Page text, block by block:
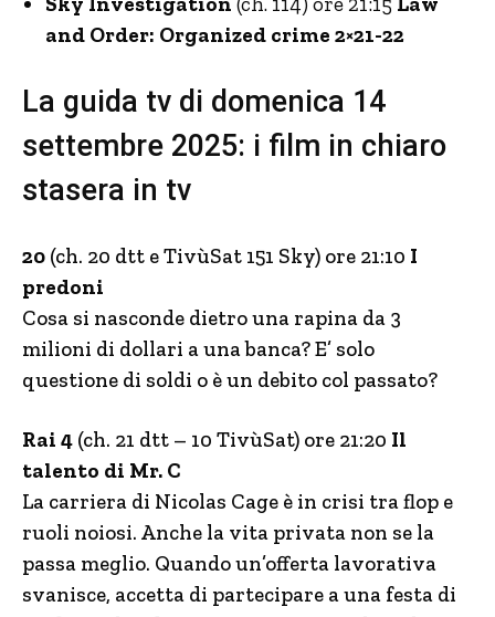
and Order: Organized crime 2×21-22
La guida tv di domenica 14
settembre 2025: i film in chiaro
stasera in tv
20 (ch. 20 dtt e TivùSat 151 Sky) ore 21:10 I
predoni
Cosa si nasconde dietro una rapina da 3
milioni di dollari a una banca? E’ solo
questione di soldi o è un debito col passato?
Rai 4 (ch. 21 dtt – 10 TivùSat) ore 21:20 Il
talento di Mr. C
La carriera di Nicolas Cage è in crisi tra flop e
ruoli noiosi. Anche la vita privata non se la
passa meglio. Quando un’offerta lavorativa
svanisce, accetta di partecipare a una festa di